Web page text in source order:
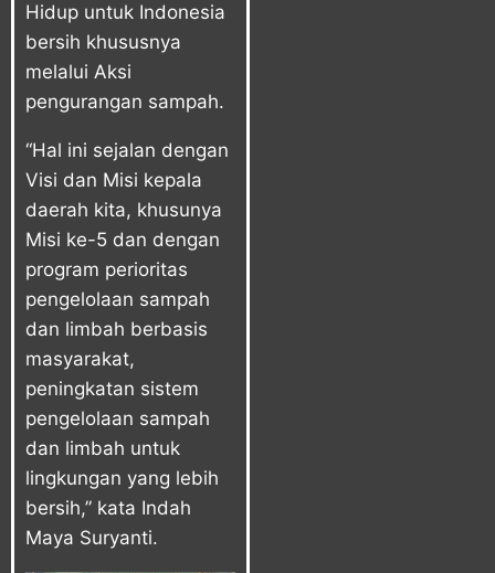
Hidup untuk Indonesia
bersih khususnya
melalui Aksi
pengurangan sampah.
“Hal ini sejalan dengan
Visi dan Misi kepala
daerah kita, khusunya
Misi ke-5 dan dengan
program perioritas
pengelolaan sampah
dan limbah berbasis
masyarakat,
peningkatan sistem
pengelolaan sampah
dan limbah untuk
lingkungan yang lebih
bersih,” kata Indah
Maya Suryanti.